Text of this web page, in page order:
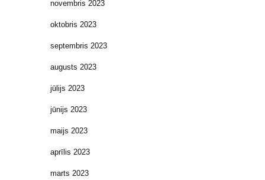
novembris 2023
oktobris 2023
septembris 2023
augusts 2023
jūlijs 2023
jūnijs 2023
maijs 2023
aprīlis 2023
marts 2023